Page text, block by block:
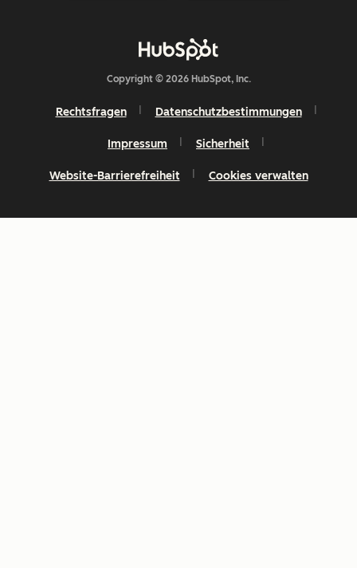
Copyright © 2026 HubSpot, Inc.
Rechtsfragen Datenschutzbestimmungen
Impressum Sicherheit
Website-Barrierefreiheit Cookies verwalten